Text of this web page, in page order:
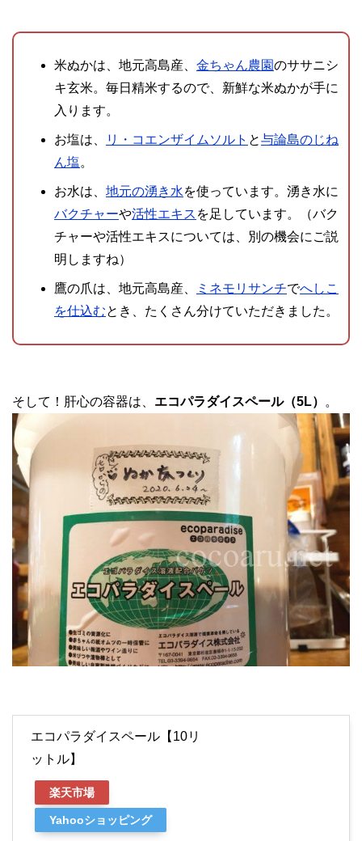
米ぬかは、地元高島産、 金ちゃん農園のササニシ
キ玄米。毎日精米するので、新鮮な米ぬかが手に
入ります。
お塩は、 リ・コエンザイムソルト と与論島のじね
ん塩。
お水は、 地元の湧き水を使っています。湧き水に
バクチャーや活性エキス を足しています。（バク
チャーや活性エキスについては、別の機会にご説
明しますね）
鷹の爪は、地元高島産、 ミネモリサンチでへしこ
を仕込むとき、たくさん分けていただきました。
そして！肝心の容器は、 エコパラダイスペール（5L） 。
エコパラダイスペール【10リ
ットル】
楽天市場
Yahooショッピング